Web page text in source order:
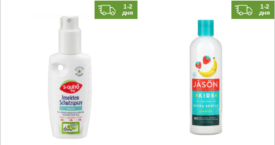
1-2
дня
1-2
дня